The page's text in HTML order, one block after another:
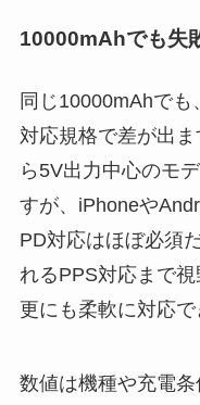
10000mAhでも失
同じ10000mAhで
対応規格で差が出
ら5V出力中心のモ
すが、iPhoneや
PD対応はほぼ必須
れるPPS対応まで
更にも柔軟に対応で
数値は機種や充電